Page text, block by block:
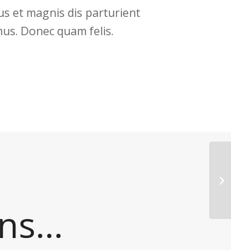
et magnis dis parturient
Donec quam felis.